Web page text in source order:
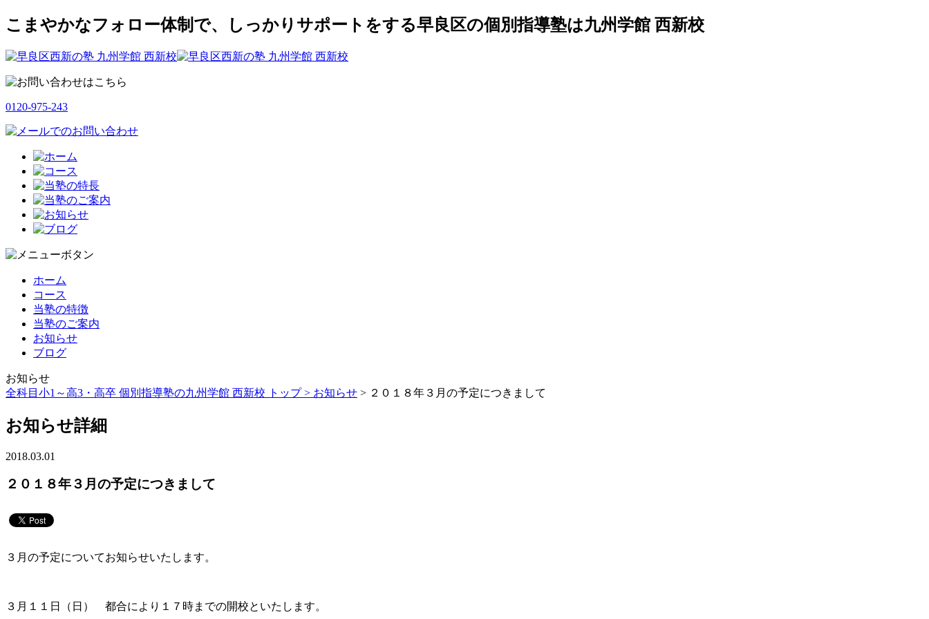
こまやかなフォロー体制で、しっかりサポートをする早良区の個別指導塾は九州学館 西新校
0120-975-243
ホーム
コース
当塾の特徴
当塾のご案内
お知らせ
ブログ
お知らせ
全科目小1～高3・高卒 個別指導塾の九州学館 西新校 トップ > お知らせ > ２０１８年３月の予定につきまして
お知らせ詳細
2018.03.01
２０１８年３月の予定につきまして
３月の予定についてお知らせいたします。
３月１１日（日） 都合により１７時までの開校といたします。